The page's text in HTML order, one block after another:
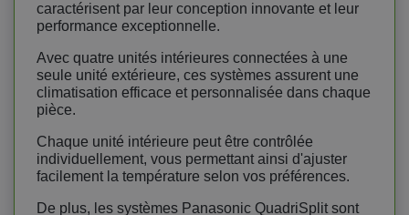
caractérisent par leur conception innovante et leur
performance exceptionnelle.
Avec quatre unités intérieures connectées à une
seule unité extérieure, ces systèmes assurent une
climatisation efficace et personnalisée dans chaque
pièce.
Chaque unité intérieure peut être contrôlée
individuellement, vous permettant ainsi d'ajuster
facilement la température selon vos préférences.
De plus, les systèmes Panasonic QuadriSplit sont